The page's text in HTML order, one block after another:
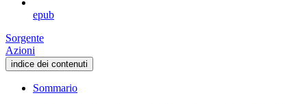
epub
Sorgente
Azioni
indice dei contenuti
Sommario